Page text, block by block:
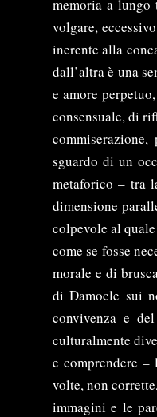
memoria a
volgare,
inerente alla
dall’altra è una
e amore
consensuale, di
sguardo di un
metaforico – tra
dimensione
colpevole al
come se fosse
morale e di
di Damocle sui
convivenza e
culturalmente
e comprendere
volte, non
immagini e le